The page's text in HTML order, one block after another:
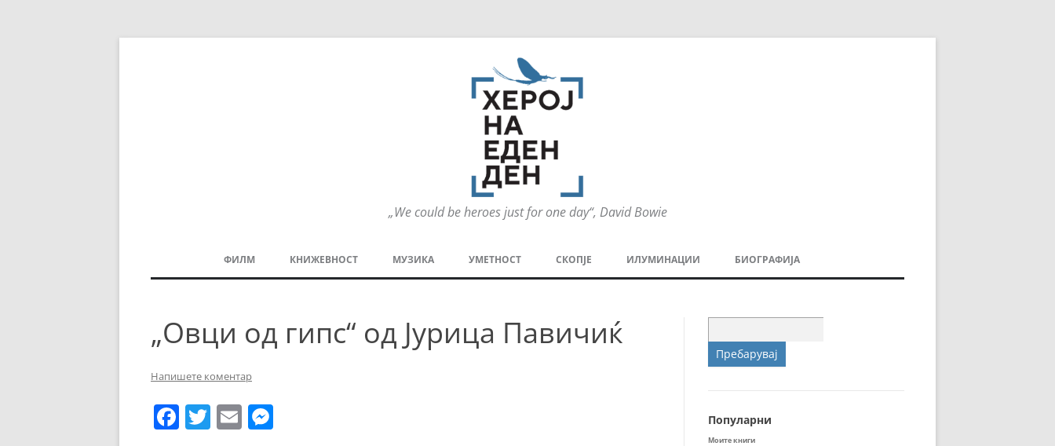
„We could be heroes just for one day“, David Bowie
содржината
ФИЛМ КНИЖЕВНОСТ МУЗИКА УМЕТНОСТ СКОПЈЕ ИЛУМИНАЦИИ
СПОРТ
БИОГРАФИЈА
„Овци од гипс“ од Јурица Павичиќ
Напишете коментар
F T E
за:
Популарни